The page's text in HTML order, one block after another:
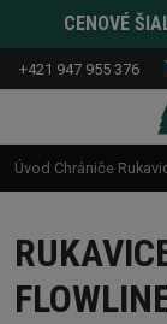
CENOVÉ
+421 947 955 376
Úvod Chrániče